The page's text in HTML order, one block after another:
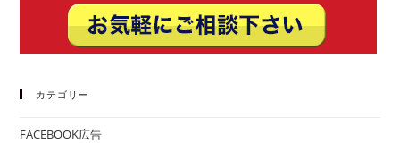
カテゴリー
FACEBOOK広告